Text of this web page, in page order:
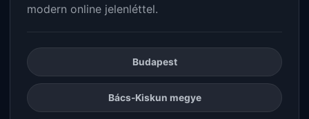
modern online jelenléttel.
Budapest
Bács-Kiskun megye